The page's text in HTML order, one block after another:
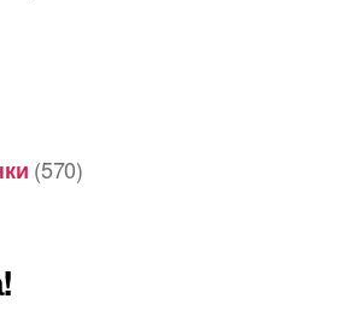
(570)